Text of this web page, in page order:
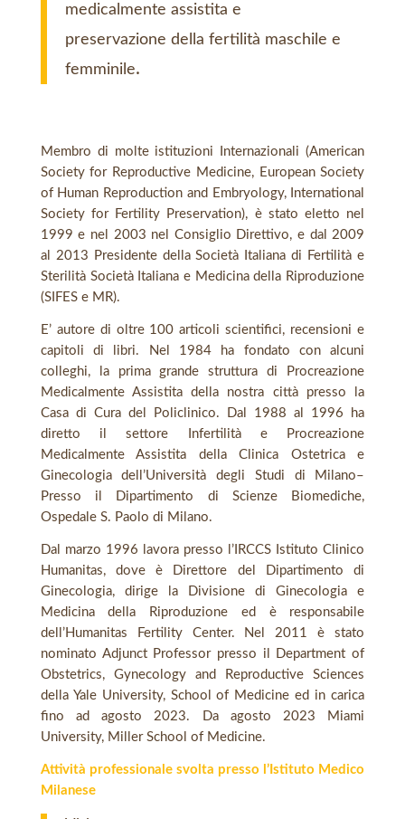
medicalmente assistita e
preservazione della fertilità maschile e
femminile.
Membro di molte istituzioni Internazionali (American
Society for Reproductive Medicine, European Society
of Human Reproduction and Embryology, International
Society for Fertility Preservation), è stato eletto nel
1999 e nel 2003 nel Consiglio Direttivo, e dal 2009
al 2013 Presidente della Società Italiana di Fertilità e
Sterilità Società Italiana e Medicina della Riproduzione
(SIFES e MR).
E’ autore di oltre 100 articoli scientifici, recensioni e
capitoli di libri. Nel 1984 ha fondato con alcuni
colleghi, la prima grande struttura di Procreazione
Medicalmente Assistita della nostra città presso la
Casa di Cura del Policlinico. Dal 1988 al 1996 ha
diretto il settore Infertilità e Procreazione
Medicalmente Assistita della Clinica Ostetrica e
Ginecologia dell’Università degli Studi di Milano–
Presso il Dipartimento di Scienze Biomediche,
Ospedale S. Paolo di Milano.
Dal marzo 1996 lavora presso l’IRCCS Istituto Clinico
Humanitas, dove è Direttore del Dipartimento di
Ginecologia, dirige la Divisione di Ginecologia e
Medicina della Riproduzione ed è responsabile
dell’Humanitas Fertility Center. Nel 2011 è stato
nominato Adjunct Professor presso il Department of
Obstetrics, Gynecology and Reproductive Sciences
della Yale University, School of Medicine ed in carica
fino ad agosto 2023. Da agosto 2023 Miami
University, Miller School of Medicine.
Attività professionale svolta presso l’Istituto Medico
Milanese